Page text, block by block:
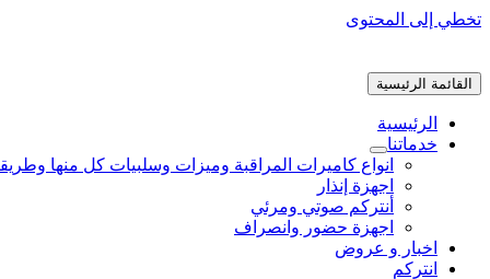
تخطي إلى المحتوى
القائمة الرئيسية
الرئيسية
خدماتنا
انواع كاميرات المراقبة وميزات وسلبيات كل منها
اجهزة إنذار
أنتركم صوتي ومرئي
اجهزة حضور وانصراف
اخبار و عروض
انتركم